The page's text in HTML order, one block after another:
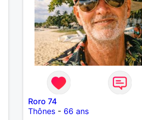
Roro 74
Thônes- 66 ans